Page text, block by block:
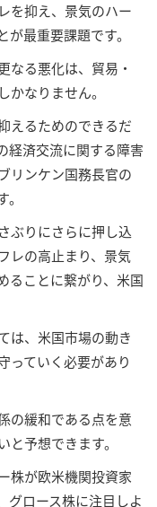
を抑え、景気のハー
最重要課題です。
なる悪化は、貿易・
なりません。
えるためのできるだ
経済交流に関する障害
リンケン国務長官の
ぶりにさらに押し込
レの高止まり、景気
ることに繋がり、米国
は、米国市場の動き
っていく必要があり
の緩和である点を意
予想できます。
株が欧米機関投資家
グロース株に注目しよ